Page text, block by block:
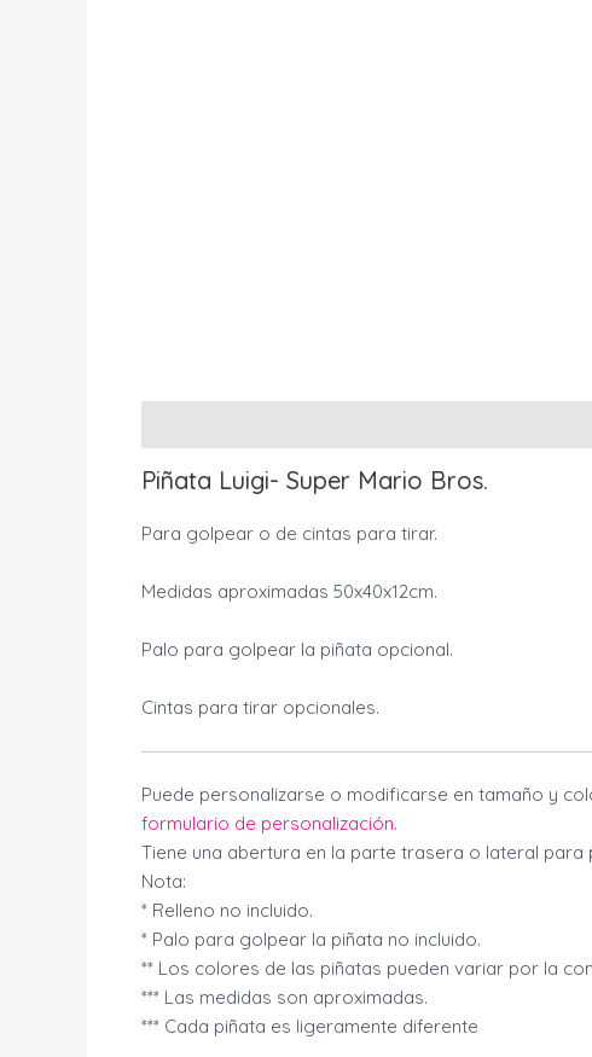
Piñata Luigi- Super Mario Bros.
Para golpear o de cintas para tirar.
Medidas aproximadas 50x40x12cm.
Palo para golpear la piñata opcional.
Cintas para tirar opcionales.
Puede personalizarse o modificarse en tamaño y
formulario de personalización.
Tiene una abertura en la parte trasera o lateral
Nota:
* Relleno no incluido.
* Palo para golpear la piñata no incluido.
** Los colores de las piñatas pueden variar por la
*** Las medidas son aproximadas.
*** Cada piñata es ligeramente diferente